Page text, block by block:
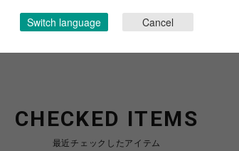
い合わせはこちら
CHECKED ITEMS
最近チェックしたアイテム
Switch language Cancel